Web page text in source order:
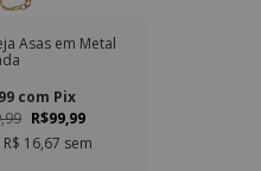
Asas em Metal
R$99,99
com Pix
R$ 16,67 sem